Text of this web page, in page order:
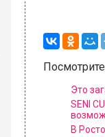
Это
SENI
В